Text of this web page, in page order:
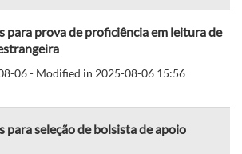
para prova de proficiência em leitura de
06 - Modified in 2025-08-06 15:56
para seleção de bolsista de apoio